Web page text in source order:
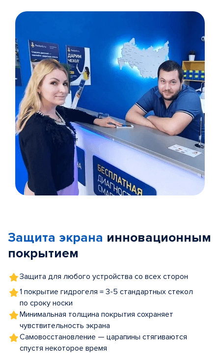
5
Защита экрана инновационным
покрытием
Защита для любого устройства со всех сторон
1 покрытие гидрогеля = 3-5 стандартных стекол
по сроку носки
Минимальная толщина покрытия сохраняет
чувствительность экрана
Самовосстановление — царапины стягиваются
спустя некоторое время